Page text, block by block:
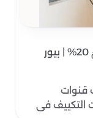
تنظيف دكت التكييف في دبي | خصم 20% | بيور
قنوات
التكييف في